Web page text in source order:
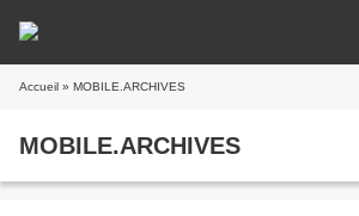
Accueil » MOBILE.ARCHIVES
MOBILE.ARCHIVES